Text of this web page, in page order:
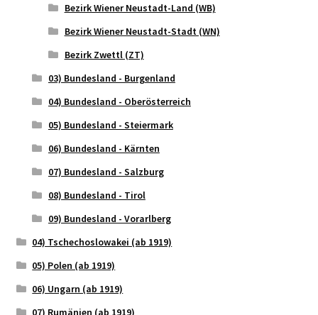
Bezirk Wiener Neustadt-Land (WB)
Bezirk Wiener Neustadt-Stadt (WN)
Bezirk Zwettl (ZT)
03) Bundesland - Burgenland
04) Bundesland - Oberösterreich
05) Bundesland - Steiermark
06) Bundesland - Kärnten
07) Bundesland - Salzburg
08) Bundesland - Tirol
09) Bundesland - Vorarlberg
04) Tschechoslowakei (ab 1919)
05) Polen (ab 1919)
06) Ungarn (ab 1919)
07) Rumänien (ab 1919)